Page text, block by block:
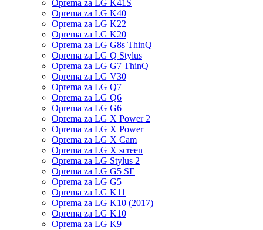
Oprema za LG K41S
Oprema za LG K40
Oprema za LG K22
Oprema za LG K20
Oprema za LG G8s ThinQ
Oprema za LG Q Stylus
Oprema za LG G7 ThinQ
Oprema za LG V30
Oprema za LG Q7
Oprema za LG Q6
Oprema za LG G6
Oprema za LG X Power 2
Oprema za LG X Power
Oprema za LG X Cam
Oprema za LG X screen
Oprema za LG Stylus 2
Oprema za LG G5 SE
Oprema za LG G5
Oprema za LG K11
Oprema za LG K10 (2017)
Oprema za LG K10
Oprema za LG K9